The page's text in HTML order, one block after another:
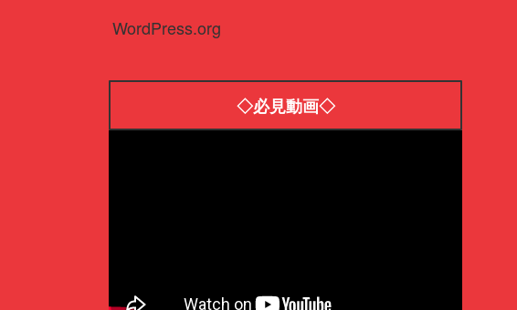
WordPress.org
◇必見動画◇